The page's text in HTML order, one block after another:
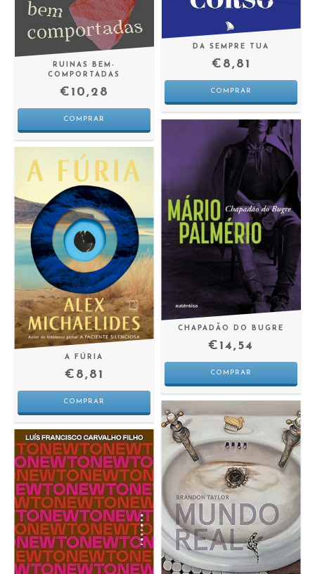
RUINAS BEM-
COMPORTADAS
€10,28
DA SEMPRE TUA
€8,81
A FÚRIA
€8,81
CHAPADÃO DO BUGRE
€14,54